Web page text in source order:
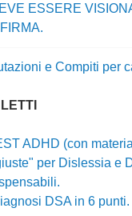
ESSERE
e Compiti per
ADHD (con
per Dislessia e
DSA in 6